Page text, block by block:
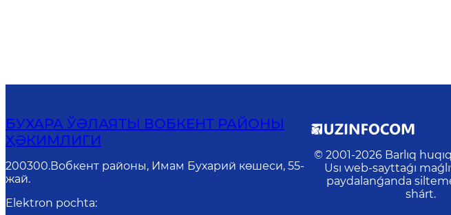
БУХАРА ЎӘЛАЯТЫ ВОБКЕНТ РАЙОНЫ
ҲӘКИМЛИГИ
200300.Вобкент районы, Имам Бухарий көшеси, 55-
жай.
Elektron pochta:
© 2001-2026 Barlıq
Usı web-sayttaǵı
paydalanǵanda
shárt.